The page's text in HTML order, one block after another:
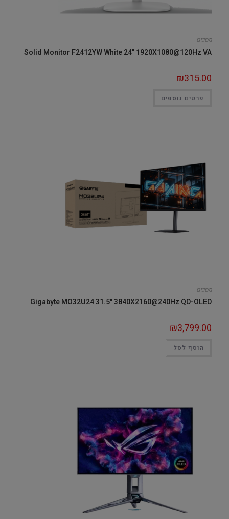
מסכים
Solid Monitor F2412YW White 24" 1920X1080@120Hz VA
₪315.00
פרטים נוספים
מסכים
Gigabyte MO32U24 31.5" 3840X2160@240Hz QD-OLED
₪3,799.00
הוסף לסל